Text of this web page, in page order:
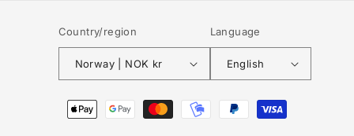
Country/region
Norway | NOK kr
Language
English
Payment
methods